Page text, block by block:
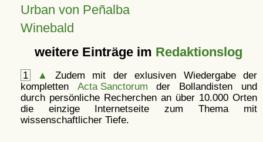
Urban von Peñalba
Winebald
weitere Einträge im Redaktionslog
1 ▲
Zudem mit der exlusiven Wiedergabe der
kompletten Acta Sanctorum der Bollandisten und
durch persönliche Recherchen an über 10.000 Orten
die einzige Internetseite zum Thema mit
wissenschaftlicher Tiefe.